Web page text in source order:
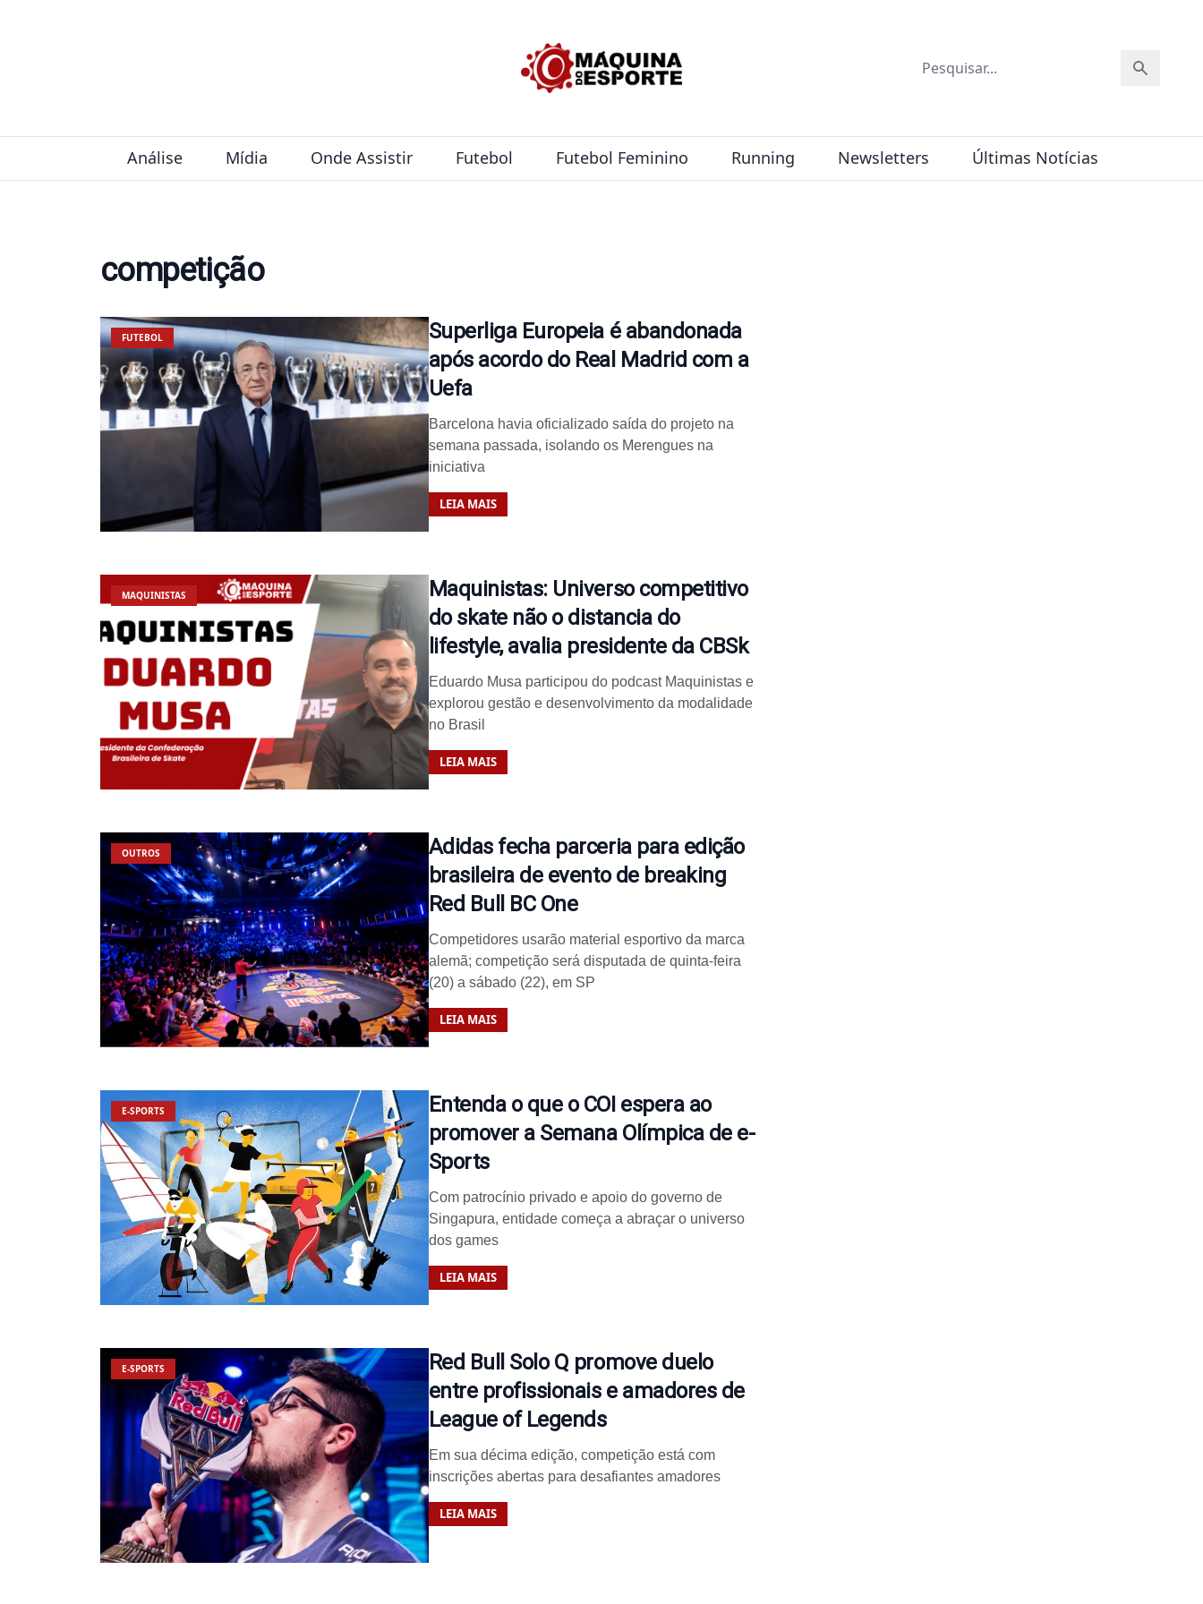
Análise Mídia Onde Assistir Futebol Futebol Feminino Running Newsletters Últimas Notícias
competição
FUTEBOL
Superliga Europeia é abandonada
após acordo do Real Madrid com a
Uefa
Barcelona havia oficializado saída do projeto na
semana passada, isolando os Merengues na
iniciativa
LEIA MAIS
MAQUINISTAS
Maquinistas: Universo competitivo
do skate não o distancia do
lifestyle, avalia presidente da CBSk
Eduardo Musa participou do podcast Maquinistas e
explorou gestão e desenvolvimento da modalidade
no Brasil
LEIA MAIS
OUTROS
Adidas fecha parceria para edição
brasileira de evento de breaking
Red Bull BC One
Competidores usarão material esportivo da marca
alemã; competição será disputada de quinta-feira
(20) a sábado (22), em SP
LEIA MAIS
E-SPORTS
Entenda o que o COI espera ao
promover a Semana Olímpica de e-
Sports
Com patrocínio privado e apoio do governo de
Singapura, entidade começa a abraçar o universo
dos games
LEIA MAIS
E-SPORTS
Red Bull Solo Q promove duelo
entre profissionais e amadores de
League of Legends
Em sua décima edição, competição está com
inscrições abertas para desafiantes amadores
LEIA MAIS